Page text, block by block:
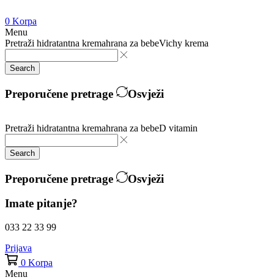
0 Korpa
Menu
Pretraži hidratantna kremahrana za bebeVichy krema
Search
Preporučene pretrage Osvježi
Pretraži hidratantna kremahrana za bebeD vitamin
Search
Preporučene pretrage
Osvježi
Imate pitanje?
033 22 33 99
Prijava
0 Korpa
Menu